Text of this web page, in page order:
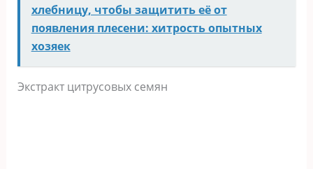
хлебницу, чтобы защитить её от
появления плесени: хитрость опытных
хозяек
Экстракт цитрусовых семян